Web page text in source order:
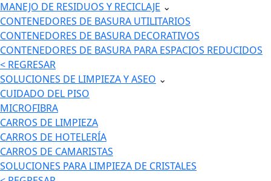
MANEJO DE RESIDUOS Y RECICLAJE ⌄
CONTENEDORES DE BASURA UTILITARIOS
CONTENEDORES DE BASURA DECORATIVOS
CONTENEDORES DE BASURA PARA ESPACIOS REDUCIDOS
< REGRESAR
SOLUCIONES DE LIMPIEZA Y ASEO ⌄
CUIDADO DEL PISO
MICROFIBRA
CARROS DE LIMPIEZA
CARROS DE HOTELERÍA
CARROS DE CAMARISTAS
SOLUCIONES PARA LIMPIEZA DE CRISTALES